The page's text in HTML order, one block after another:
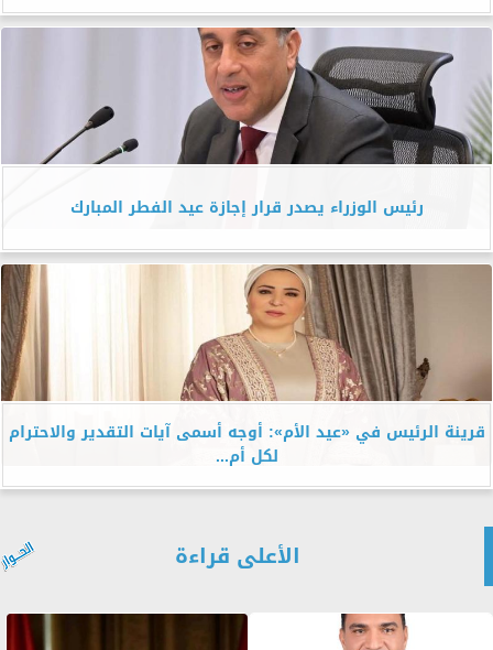
رئيس الوزراء يصدر قرار إجازة عيد الفطر المبارك
قرينة الرئيس في «عيد الأم»: أوجه أسمى آيات التقدير والاحترام
لكل أم...
الأعلى قراءة